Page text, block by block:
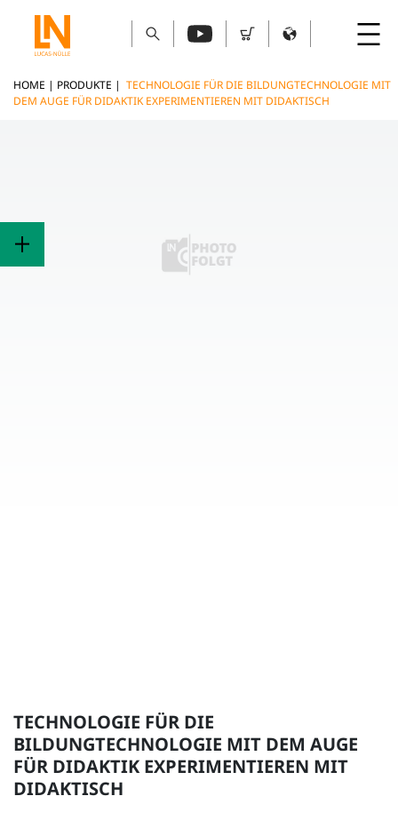
HOME | PRODUKTE | TECHNOLOGIE FÜR DIE BILDUNGTECHNOLOGIE MIT
DEM AUGE FÜR DIDAKTIK EXPERIMENTIEREN MIT DIDAKTISCH
TECHNOLOGIE FÜR DIE
BILDUNGTECHNOLOGIE MIT DEM AUGE
FÜR DIDAKTIK EXPERIMENTIEREN MIT
DIDAKTISCH